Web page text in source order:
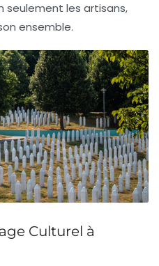
seulement les artisans,
ensemble.
Culturel à